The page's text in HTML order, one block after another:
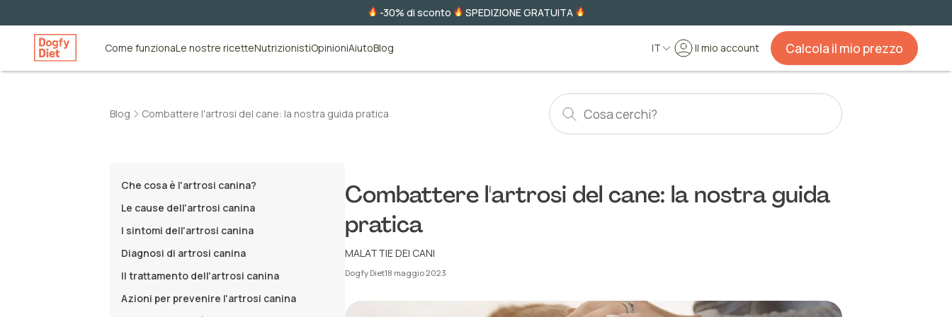
-30% di sconto SPEDIZIONE GRATUITA
Come funzionaLe nostre ricetteNutrizionistiOpinioniAiutoBlog Il mio account
IT Calcola il mio prezzo
Blog Combattere l'artrosi del cane: la nostra guida pratica
Che cosa è l'artrosi canina?
Le cause dell'artrosi canina
I sintomi dell'artrosi canina
Diagnosi di artrosi canina
Il trattamento dell'artrosi canina
Azioni per prevenire l'artrosi canina
Combattere l'artrosi del cane: la nostra guida
pratica
MALATTIE DEI CANI
Dogfy Diet18 maggio 2023